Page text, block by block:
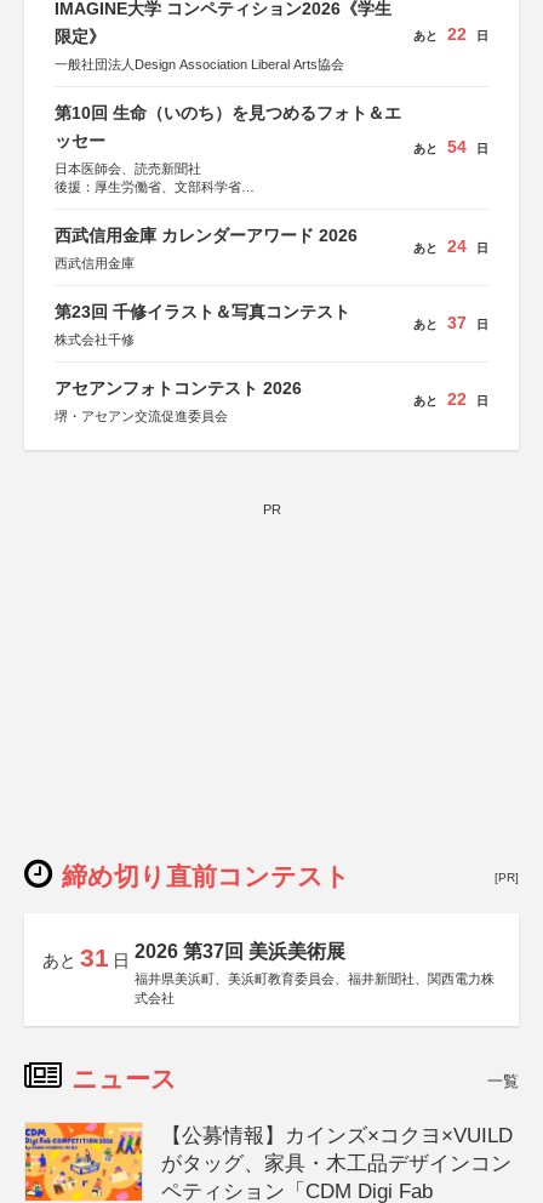
IMAGINE大学 コンペティション2026《学生
限定》
一般社団法人Design Association Liberal Arts協会
あと 22 日
第10回 生命（いのち）を見つめるフォト＆エ
ッセー
日本医師会、読売新聞社
後援：厚生労働省、文部科学省
しん生命保険株式会社
あと 54 日
西武信用金庫 カレンダーアワード 2026
西武信用金庫
あと 24 日
第23回 千修イラスト＆写真コンテスト
株式会社千修
あと 37 日
アセアンフォトコンテスト 2026
堺・アセアン交流促進委員会
あと 22 日
PR
締め切り直前コンテスト [PR]
あと 31 日 2026 第37回 美浜美術展
福井県美浜町、美浜町教育委員会、福井新聞社、関西電力株
式会社
ニュース 一覧
【公募情報】カインズ×コクヨ×VUILD
がタッグ、家具・木工品デザインコン
ペティション「CDM Digi Fab